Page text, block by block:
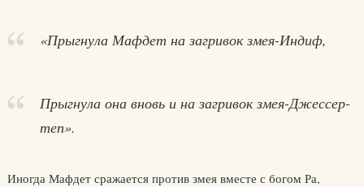
«Прыгнула Мафдет на загривок змея-Индиф,
Прыгнула она вновь и на загривок змея-Джессер-
теп».
Иногда Мафдет сражается против змея вместе с богом Ра,